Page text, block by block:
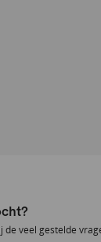
de veel gestelde